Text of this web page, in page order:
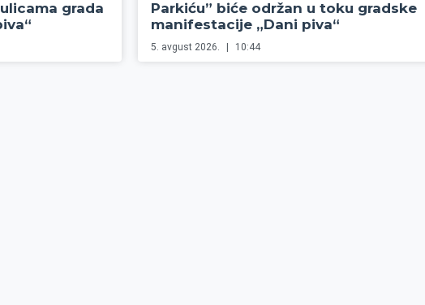
grada
Parkiću” biće održan u toku gradske
manifestacije „Dani piva“
5. avgust 2026. 10:44